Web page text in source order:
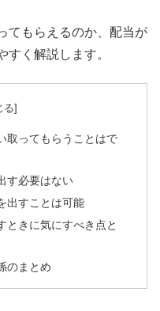
てもらえるのか、配当が
すく解説します。
取ってもらうことはで
す必要はない
出すことは可能
ときに気にすべき点と
のまとめ